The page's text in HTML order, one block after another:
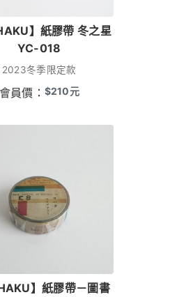
】紙膠帶 冬之星
YC-018
2023冬季限定款
會員價： $210元
】紙膠帶－圖書